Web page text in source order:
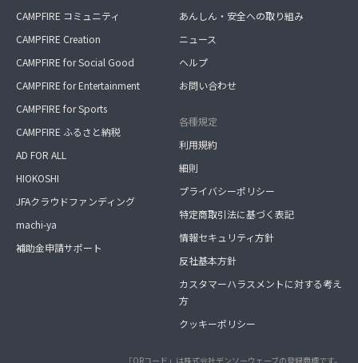
CAMPFIRE コミュニティ
CAMPFIRE Creation
CAMPFIRE for Social Good
CAMPFIRE for Entertainment
CAMPFIRE for Sports
CAMPFIRE ふるさと納税
AD FOR ALL
HIOKOSHI
JFAクラウドファンディング
machi-ya
補助金申請サポート
あんしん・安全への取り組み
ニュース
ヘルプ
お問い合わせ
各種規定
利用規約
細則
プライバシーポリシー
特定商取引法に基づく表記
情報セキュリティ方針
反社基本方針
カスタマーハラスメントに対する考え
方
クッキーポリシー
「QRコード」は株式会社デンソーウェーブの登録商標です。